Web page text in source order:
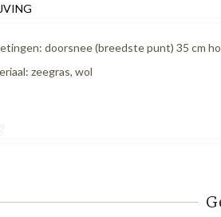
doorsnee (breedste punt) 35 cm
zeegras, wol